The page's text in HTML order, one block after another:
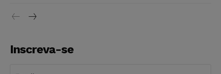
Inscreva-se